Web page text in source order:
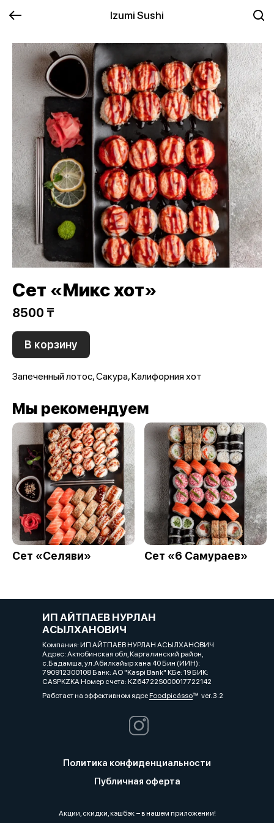
Izumi Sushi
Сет «Микс хот»
8500 ₸
В корзину
Запеченный лотос, Сакура, Калифорния хот
Мы рекомендуем
Сет «Селяви» Сет «6 Самураев»
ИП АЙТПАЕВ НУРЛАН
АСЫЛХАНОВИЧ
Компания: ИП АЙТПАЕВ НУРЛАН АСЫЛХАНОВИЧ
Адрес: Актюбинская обл, Каргалинский район,
с.Бадамша, ул.Абилкайыр хана 40 Бин (ИИН):
790912300108 Банк: АО "Kaspi Bank" КБе: 19 БИК:
CASPKZKA Номер счета: KZ64722S000017722142
Работает на эффективном ядреFoodpicássover. 3.2
Политика конфиденциальности
Публичная оферта
Акции, скидки, кэшбэк − в нашем приложении!